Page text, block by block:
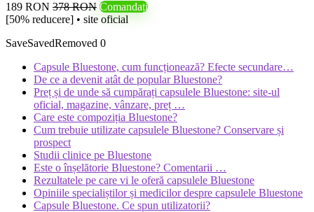
189 RON 378 RON Comandați
[50% reducere] • site oficial
SaveSavedRemoved 0
Capsule Bluestone, cum funcționează? Efecte secundare…
De ce a devenit atât de popular Bluestone?
Preț și de unde să cumpărați capsulele Bluestone: site-ul
oficial, magazine, vânzare, preț …
Care este compoziția Bluestone?
Cum trebuie utilizate capsulele Bluestone? Conservare și
prospect
Studii clinice pe Bluestone
Este o înșelătorie Bluestone? Comentarii …
Rezultatele pe care vi le oferă capsulele Bluestone
Opiniile specialiștilor și medicilor despre capsulele Bluestone
Capsule Bluestone. Ce spun utilizatorii?